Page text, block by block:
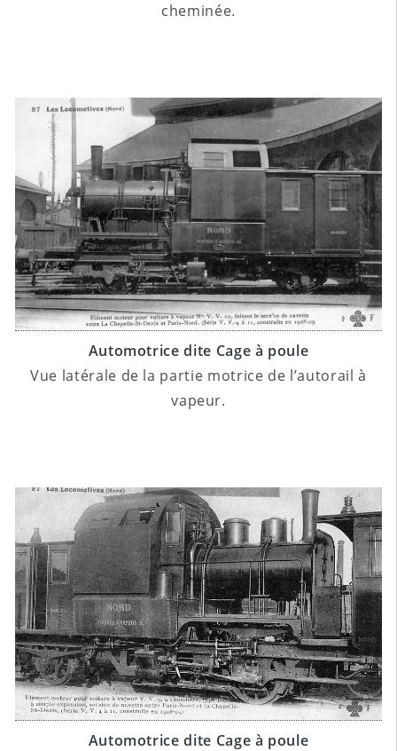
cheminée.
Automotrice dite Cage à poule
Vue latérale de la partie motrice de l’autorail à
vapeur.
Automotrice dite Cage à poule